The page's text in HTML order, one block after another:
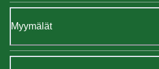
Myymälät